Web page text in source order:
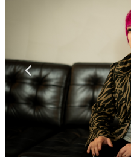
具体的な形から解
ゲームが変え
「経験値」「裏
の起源や用法の変
イニーP氏が徹底調
カテゴリ
特集記事